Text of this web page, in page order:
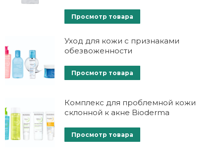
Просмотр товара
Уход для кожи с признаками
обезвоженности
Просмотр товара
Комплекс для проблемной кожи
склонной к акне Bioderma
Просмотр товара